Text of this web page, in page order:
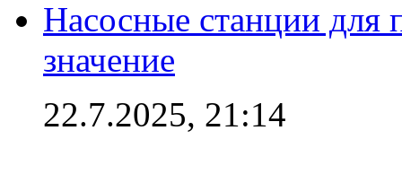
Насосные станции для
значение
22.7.2025, 21:14